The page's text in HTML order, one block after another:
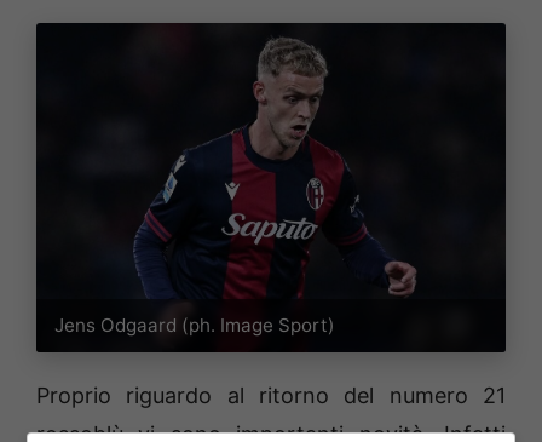
Jens Odgaard (ph. Image Sport)
Proprio riguardo al ritorno del numero 21
rossoblù vi sono importanti novità. Infatti